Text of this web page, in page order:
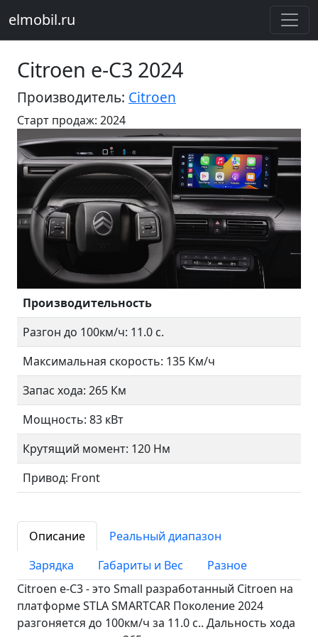
elmobil.ru
Citroen e-C3 2024
Производитель: Citroen
Старт продаж: 2024
Предыдущий
Производительность
Разгон до 100км/ч: 11.0 с.
Максимальная скорость: 135 Км/ч
Запас хода: 265 Км
Мощность: 83 кВт
Крутящий момент: 120 Нм
Привод: Front
Описание
Реальный диапазон
Зарядка
Габариты и Вес
Разное
Citroen e-C3 - это Small разработанный Citroen на
платформе STLA SMARTCAR Поколение 2024
разгоняется до 100км/ч за 11.0 c.. Дальность хода